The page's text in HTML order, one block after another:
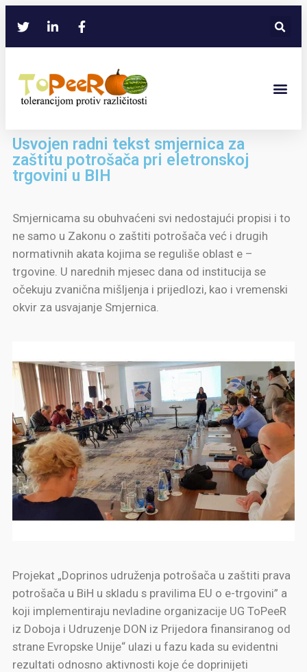
Usvojen radni tekst smjernica za
zaštitu potrošača pri eletronskoj
trgovini u BIH
Smjernicama su obuhvaćeni svi nedostajući propisi i to
ne samo u Zakonu o zaštiti potrošača već i drugih
normativnih akata kojima se reguliše oblast e –
trgovine. U narednih mjesec dana od institucija se
očekuju zvanična mišljenja i prijedlozi, kao i vremenski
okvir za usvajanje Smjernica.
Projekat „Doprinos udruženja potrošača u zaštiti prava
potrošača u BiH u skladu s pravilima EU o e-trgovini” a
koji implementiraju nevladine organizacije UG ToPeeR
iz Doboja i Udruzenje DON iz Prijedora finansiranog od
strane Evropske Unije“ ulazi u fazu kada su evidentni
rezultati odnosno aktivnosti koje će doprinijeti